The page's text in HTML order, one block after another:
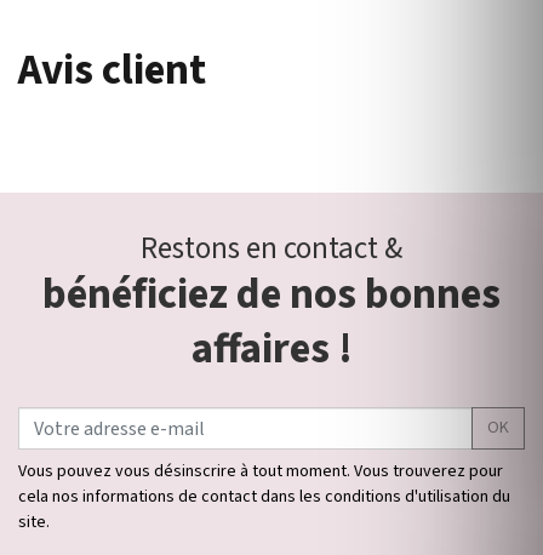
Avis client
Restons en contact &
bénéficiez de nos bonnes
affaires !
OK
Vous pouvez vous désinscrire à tout moment. Vous trouverez pour
cela nos informations de contact dans les conditions d'utilisation du
site.